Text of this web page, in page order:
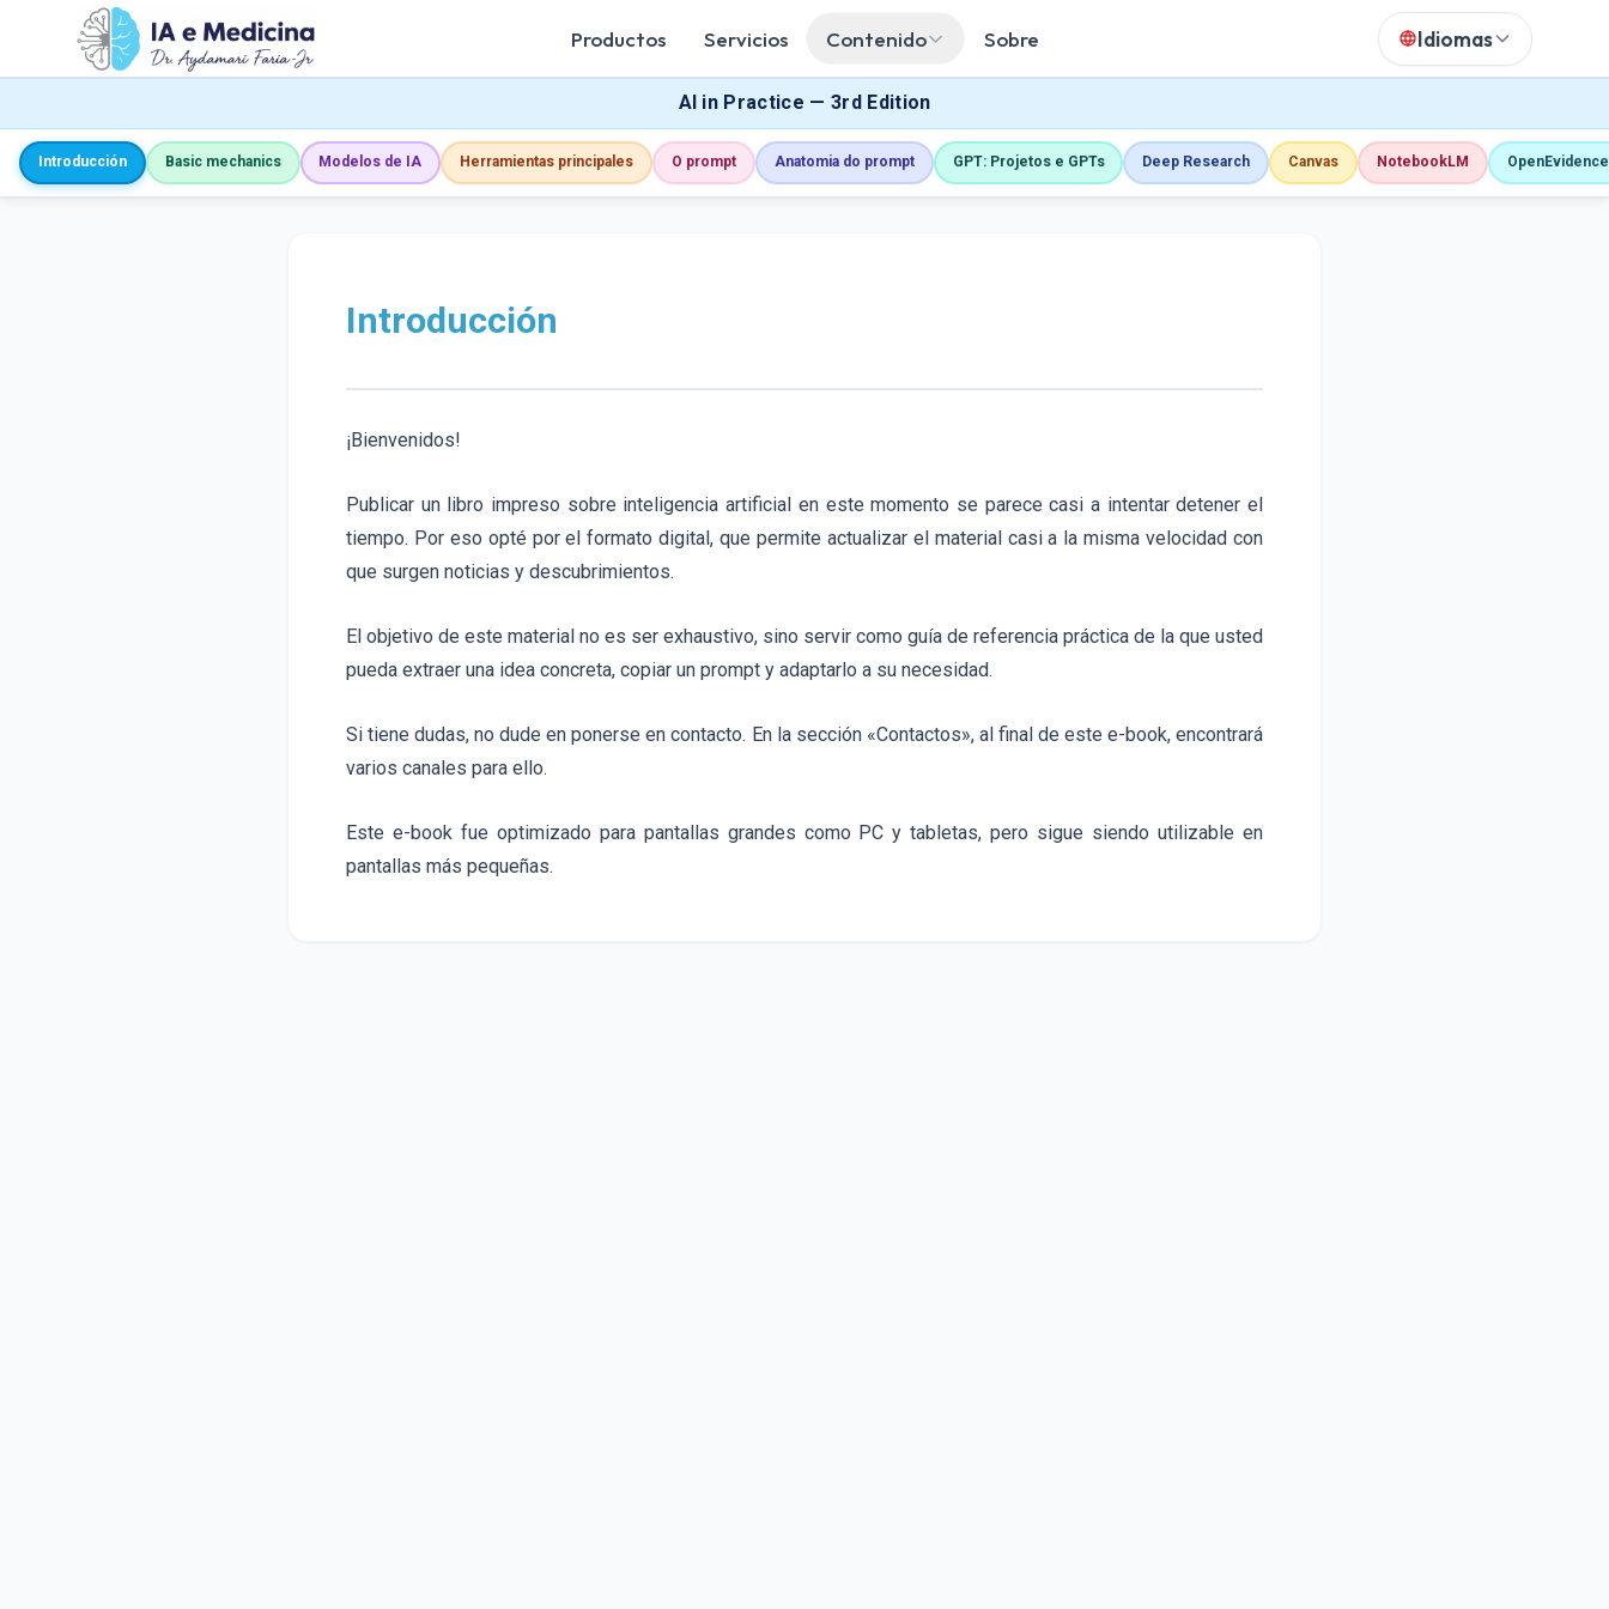
Productos Servicios Contenido Sobre Idiomas
AI in Practice — 3rd Edition
Introducción Basic mechanics Modelos de IA Herramientas principales O prompt Anatomia do prompt GPT: Projetos e GPTs Deep Research Canvas NotebookLM OpenEvidence
Introducción
¡Bienvenidos!
Publicar un libro impreso sobre inteligencia artificial en este momento se parece casi a intentar detener el
tiempo. Por eso opté por el formato digital, que permite actualizar el material casi a la misma velocidad con
que surgen noticias y descubrimientos.
El objetivo de este material no es ser exhaustivo, sino servir como guía de referencia práctica de la que usted
pueda extraer una idea concreta, copiar un prompt y adaptarlo a su necesidad.
Si tiene dudas, no dude en ponerse en contacto. En la sección «Contactos», al final de este e-book, encontrará
varios canales para ello.
Este e-book fue optimizado para pantallas grandes como PC y tabletas, pero sigue siendo utilizable en
pantallas más pequeñas.